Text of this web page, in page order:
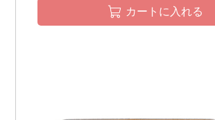
カートに入れる